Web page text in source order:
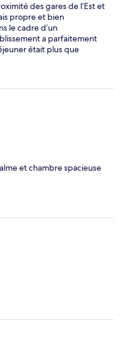
des gares de l’Est et
propre et bien
le cadre d’un
a parfaitement
était plus que
nécessaire.
et chambre spacieuse